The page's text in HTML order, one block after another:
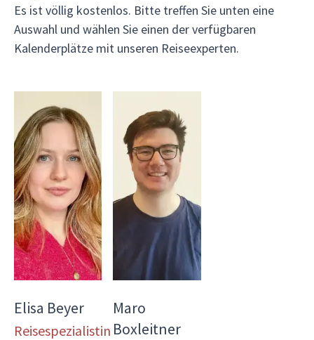
Es ist völlig kostenlos. Bitte treffen Sie unten eine
Auswahl und wählen Sie einen der verfügbaren
Kalenderplätze mit unseren Reiseexperten.
Elisa Beyer
Reisespezialistin
Maro
Boxleitner